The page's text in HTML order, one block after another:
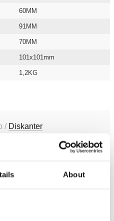
About
60MM
91MM
70MM
101x101mm
1,2KG
/ Diskanter
/
Master Audio